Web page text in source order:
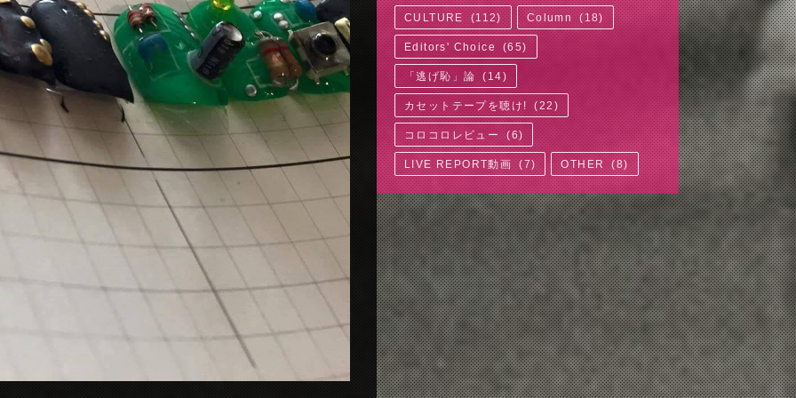
CULTURE (112) Column (18)
Editors' Choice (65)
「逃げ恥」論 ( 14)
カセットテープを聴け! (22 )
コロコロレビュー (6)
LIVE REPORT動画 (7) OTHER (8)